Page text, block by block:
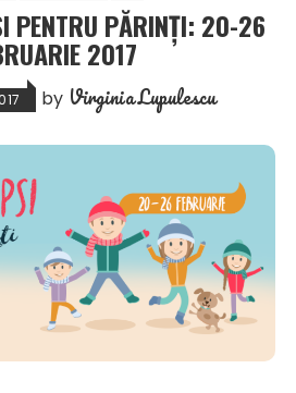
PENTRU PĂRINȚI: 20-26
2017
by Virginia Lupulescu